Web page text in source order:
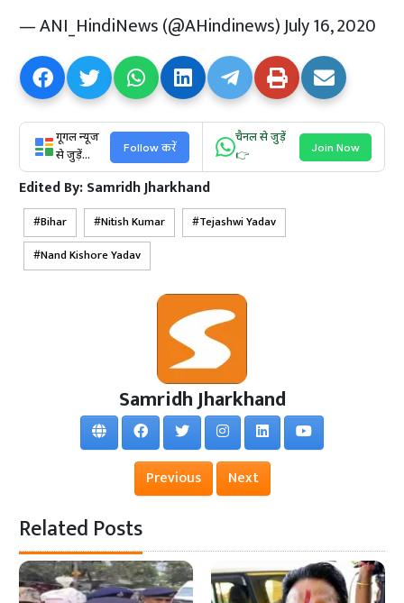
— ANI_HindiNews (@AHindinews)July 16, 2020
गूगल न्यूज
से जुड़ें...
Follow करें
चैनल से जुड़ें
👉
Join Now
Edited By:Samridh Jharkhand
Bihar Nitish Kumar
Tejashwi Yadav
Nand Kishore Yadav
Samridh Jharkhand
Previous Next
Related Posts